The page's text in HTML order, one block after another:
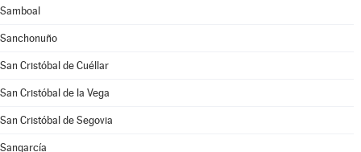
Samboal
Sanchonuño
San Cristóbal de Cuéllar
San Cristóbal de la Vega
San Cristóbal de Segovia
Sangarcía